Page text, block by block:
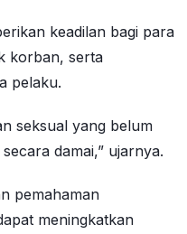
keadilan bagi para
korban, serta
pelaku.
seksual yang belum
damai,” ujarnya.
pemahaman
meningkatkan